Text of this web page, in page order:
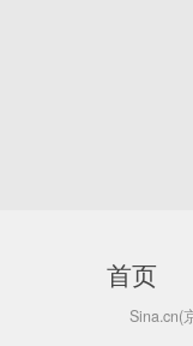
首页
Sina.cn(